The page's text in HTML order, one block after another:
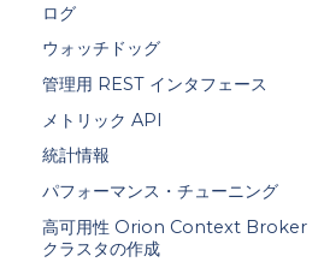
ログ
ウォッチドッグ
管理用 REST インタフェース
メトリック API
統計情報
パフォーマンス・チューニング
高可用性 Orion Context Broker
クラスタの作成